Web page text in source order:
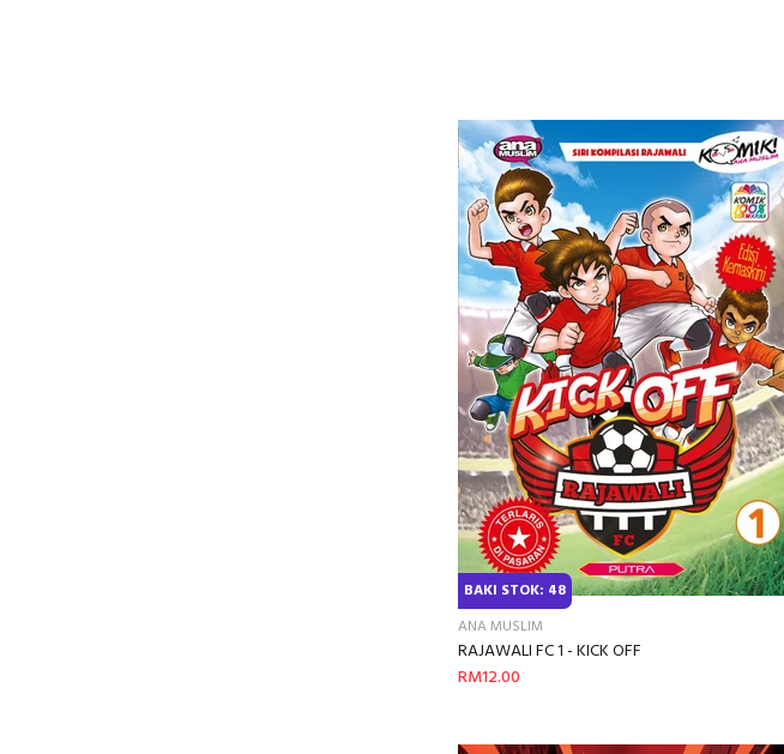
BAKI STOK: 48
ANA MUSLIM
RAJAWALI FC 1 - KICK OFF
RM12.00